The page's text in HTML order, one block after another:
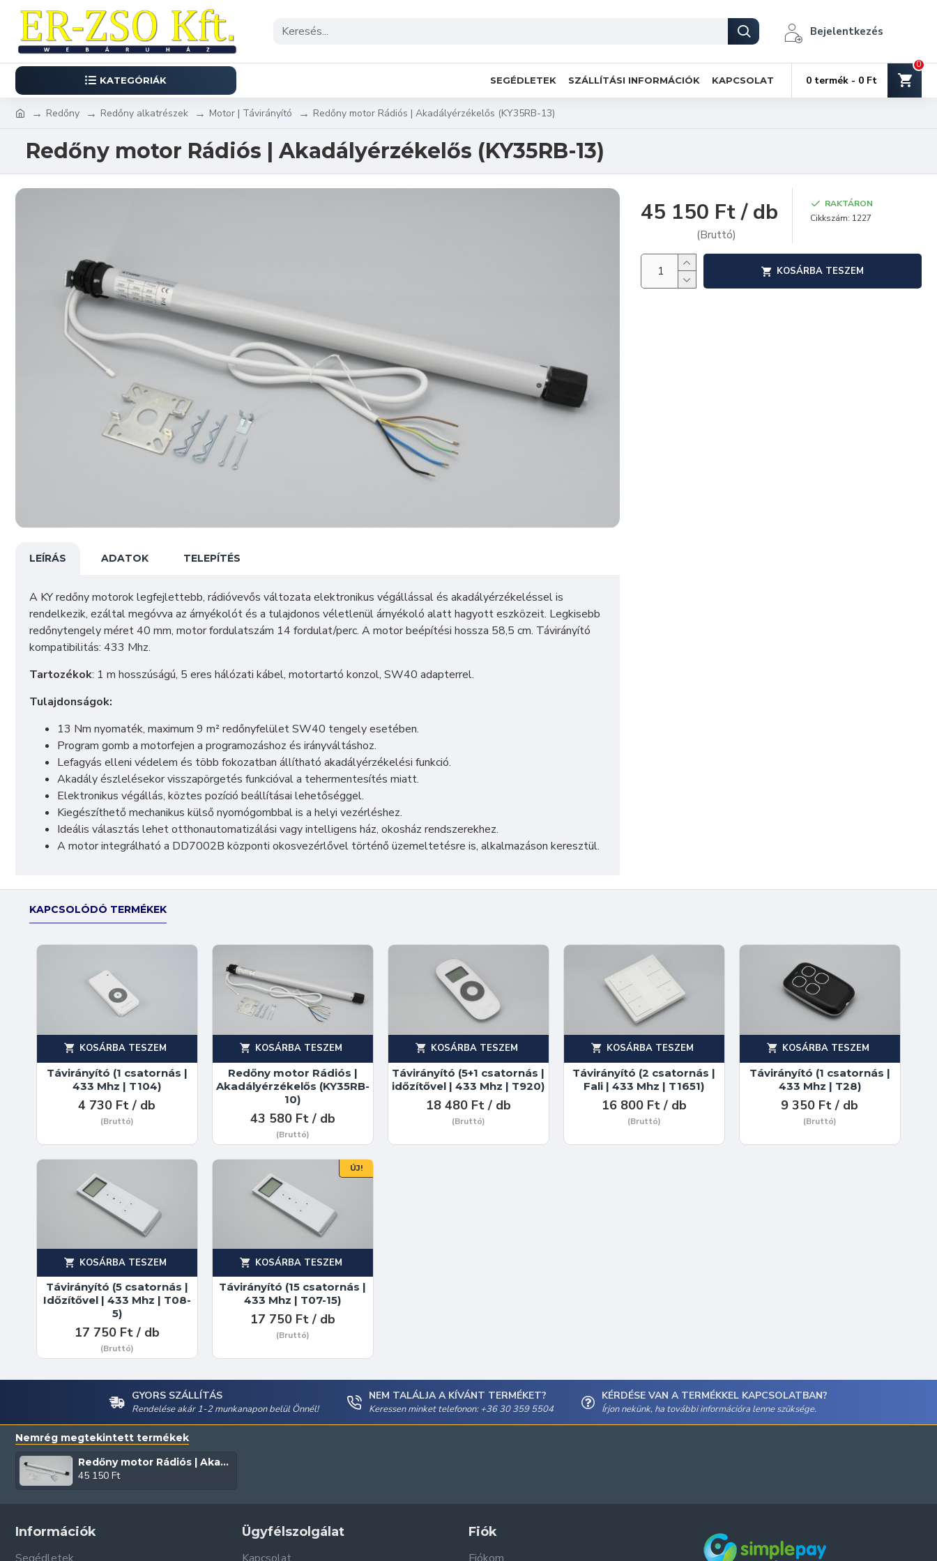
Bejelentkezés
KATEGÓRIÁK SEGÉDLETEK SZÁLLÍTÁSI INFORMÁCIÓK KAPCSOLAT 0 termék - 0 Ft
0
Redőny Redőny alkatrészek Motor | Távirányító Redőny motor Rádiós | Akadályérzékelős (KY35RB-13)
Redőny motor Rádiós | Akadályérzékelős (KY35RB-13)
LEÍRÁS ADATOK TELEPÍTÉS
A KY redőny motorok legfejlettebb, rádióvevős változata elektronikus végállással és akadályérzékeléssel is
rendelkezik, ezáltal megóvva az árnyékolót és a tulajdonos véletlenül árnyékoló alatt hagyott eszközeit. Legkisebb
redőnytengely méret 40 mm, motor fordulatszám 14 fordulat/perc. A motor beépítési hossza 58,5 cm. Távirányító
kompatibilitás: 433 Mhz.
Tartozékok: 1 m hosszúságú, 5 eres hálózati kábel, motortartó konzol, SW40 adapterrel.
Tulajdonságok:
13 Nm nyomaték, maximum 9 m² redőnyfelület SW40 tengely esetében.
Program gomb a motorfejen a programozáshoz és irányváltáshoz.
Lefagyás elleni védelem és több fokozatban állítható akadályérzékelési funkció.
Akadály észlelésekor visszapörgetés funkcióval a tehermentesítés miatt.
Elektronikus végállás, köztes pozíció beállításai lehetőséggel.
Kiegészíthető mechanikus külső nyomógombbal is a helyi vezérléshez.
Ideális választás lehet otthonautomatizálási vagy intelligens ház, okosház rendszerekhez.
A motor integrálható a DD7002B központi okosvezérlővel történő üzemeltetésre is, alkalmazáson keresztül.
45 150 Ft / db
(Bruttó)
RAKTÁRON
Cikkszám: 1227
KOSÁRBA TESZEM
KAPCSOLÓDÓ TERMÉKEK
Távirányító (1 csatornás |
433 Mhz | T104)
4 730 Ft / db
(Bruttó)
KOSÁRBA TESZEM
Redőny motor Rádiós |
Akadályérzékelős (KY35RB-
10)
43 580 Ft / db
(Bruttó)
KOSÁRBA TESZEM
Távirányító (5+1 csatornás |
időzítővel | 433 Mhz | T920)
18 480 Ft / db
(Bruttó)
KOSÁRBA TESZEM
Távirányító (2 csatornás |
Fali | 433 Mhz | T1651)
16 800 Ft / db
(Bruttó)
KOSÁRBA TESZEM
Távirányító (1 csatornás |
433 Mhz | T28)
9 350 Ft / db
(Bruttó)
KOSÁRBA TESZEM
Távirányító (5 csatornás |
Időzítővel | 433 Mhz | T08-
5)
17 750 Ft / db
(Bruttó)
KOSÁRBA TESZEM
ÚJ!
Távirányító (15 csatornás |
433 Mhz | T07-15)
17 750 Ft / db
(Bruttó)
KOSÁRBA TESZEM
GYORS SZÁLLÍTÁS
Rendelése akár 1-2 munkanapon belül Önnél!
NEM TALÁLJA A KÍVÁNT TERMÉKET?
Keressen minket telefonon: +36 30 359 5504
KÉRDÉSE VAN A TERMÉKKEL KAPCSOLATBAN?
Írjon nekünk, ha további információra lenne szüksége.
Nemrég megtekintett termékek
Redőny motor Rádiós | Akadályérzékelős (KY35RB-13)
45 150 Ft
Információk
Ügyfélszolgálat
Fiók